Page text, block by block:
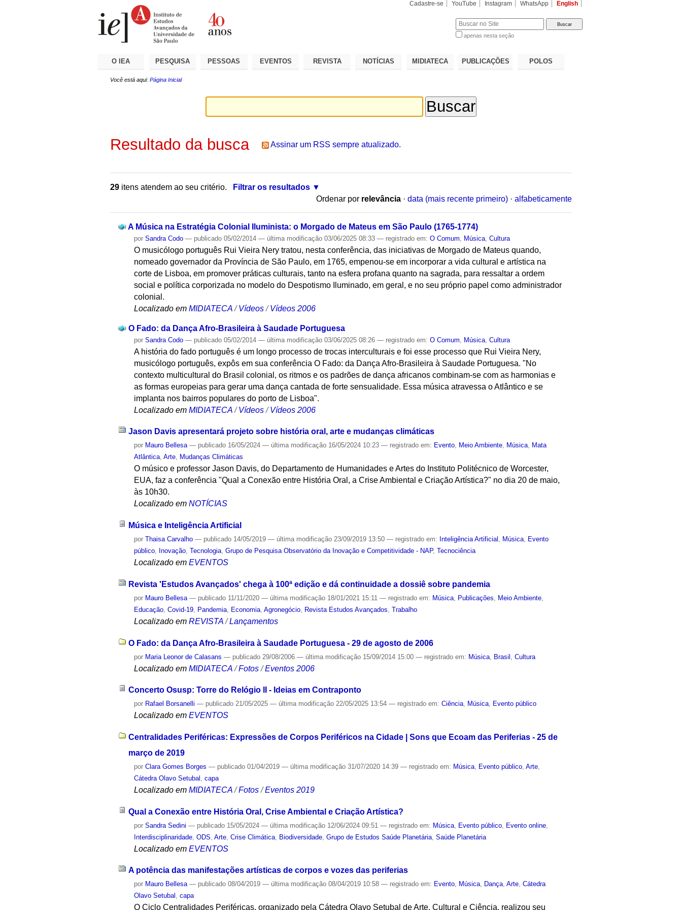
Cadastre-se YouTube Instagram WhatsApp English
apenas nesta seção
O IEA PESQUISA PESSOAS EVENTOS REVISTA NOTÍCIAS MIDIATECA PUBLICAÇÕES POLOS
Você está aqui: Página Inicial
Resultado da busca Assinar um RSS sempre atualizado.
29 itens atendem ao seu critério.
Filtrar os resultados
Ordenar por relevância · data (mais recente primeiro) · alfabeticamente
A Música na Estratégia Colonial Iluminista: o Morgado de Mateus em São Paulo (1765-1774)
porSandra Codo — publicado 05/02/2014— última modificação 03/06/2025 08:33— registrado em:O Comum Música ,Cultura
O musicólogo português Rui Vieira Nery tratou, nesta conferência, das iniciativas de Morgado de Mateus quando,
nomeado governador da Província de São Paulo, em 1765, empenou-se em incorporar a vida cultural e artística na
corte de Lisboa, em promover práticas culturais, tanto na esfera profana quanto na sagrada, para ressaltar a ordem
social e política corporizada no modelo do Despotismo Iluminado, em geral, e no seu próprio papel como administrador
colonial.
Localizado em MIDIATECA /Vídeos /Vídeos 2006
O Fado: da Dança Afro-Brasileira à Saudade Portuguesa
porSandra Codo — publicado 05/02/2014— última modificação 03/06/2025 08:26— registrado em:O Comum Música ,Cultura
A história do fado português é um longo processo de trocas interculturais e foi esse processo que Rui Vieira Nery,
musicólogo português, expôs em sua conferência O Fado: da Dança Afro-Brasileira à Saudade Portuguesa. "No
contexto multicultural do Brasil colonial, os ritmos e os padrões de dança africanos combinam-se com as harmonias e
as formas europeias para gerar uma dança cantada de forte sensualidade. Essa música atravessa o Atlântico e se
implanta nos bairros populares do porto de Lisboa".
Localizado em MIDIATECA /Vídeos /Vídeos 2006
Jason Davis apresentará projeto sobre história oral, arte e mudanças climáticas
por Mauro Bellesa — publicado 16/05/2024— última modificação 16/05/2024 10:23— registrado em: Evento, Meio Ambiente, Música, Mata
Atlântica,Arte, Mudanças Climáticas
O músico e professor Jason Davis, do Departamento de Humanidades e Artes do Instituto Politécnico de Worcester,
EUA, faz a conferência "Qual a Conexão entre História Oral, a Crise Ambiental e Criação Artística?" no dia 20 de maio,
às 10h30.
Localizado em NOTÍCIAS
Música e Inteligência Artificial
porThaisa Carvalho — publicado 14/05/2019— última modificação 23/09/2019 13:50— registrado em: Inteligência Artificial , Música, Evento
público, Inovação,Tecnologia,Grupo de Pesquisa Observatório da Inovação e Competitividade - NAP,Tecnociência
Localizado em EVENTOS
Revista 'Estudos Avançados' chega à 100ª edição e dá continuidade a dossiê sobre pandemia
por Mauro Bellesa — publicado 11/11/2020— última modificação 18/01/2021 15:11— registrado em: Música Publicações Meio Ambiente
Educação ,Covid-19 Pandemia Economia ,Agronegócio Revista Estudos Avançados ,Trabalho
Localizado em REVISTA /Lançamentos
O Fado: da Dança Afro-Brasileira à Saudade Portuguesa - 29 de agosto de 2006
por Maria Leonor de Calasans — publicado 29/08/2006— última modificação 15/09/2014 15:00— registrado em: Música Brasil ,Cultura
Localizado em MIDIATECA /Fotos /Eventos 2006
Concerto Osusp: Torre do Relógio II - Ideias em Contraponto
por Rafael Borsanelli — publicado 21/05/2025— última modificação 22/05/2025 13:54— registrado em:Ciência, Música, Evento público
Localizado em EVENTOS
Centralidades Periféricas: Expressões de Corpos Periféricos na Cidade | Sons que Ecoam das Periferias - 25 de
março de 2019
porClara Gomes Borges — publicado 01/04/2019— última modificação 31/07/2020 14:39— registrado em: Música Evento público ,Arte
Cátedra Olavo Setubal
,capa
Localizado em MIDIATECA /Fotos /Eventos 2019
Qual a Conexão entre História Oral, Crise Ambiental e Criação Artística?
porSandra Sedini — publicado 15/05/2024— última modificação 12/06/2024 09:51— registrado em: Música Evento público Evento online
Interdisciplinaridade ,ODS ,Arte ,Crise Climática Biodiversidade ,Grupo de Estudos Saúde Planetária ,Saúde Planetária
Localizado em EVENTOS
A potência das manifestações artísticas de corpos e vozes das periferias
por Mauro Bellesa — publicado 08/04/2019— última modificação 08/04/2019 10:58— registrado em: Evento, Música, Dança,Arte,Cátedra
Olavo Setubal ,capa
O Ciclo Centralidades Periféricas, organizado pela Cátedra Olavo Setubal de Arte, Cultural e Ciência, realizou seu